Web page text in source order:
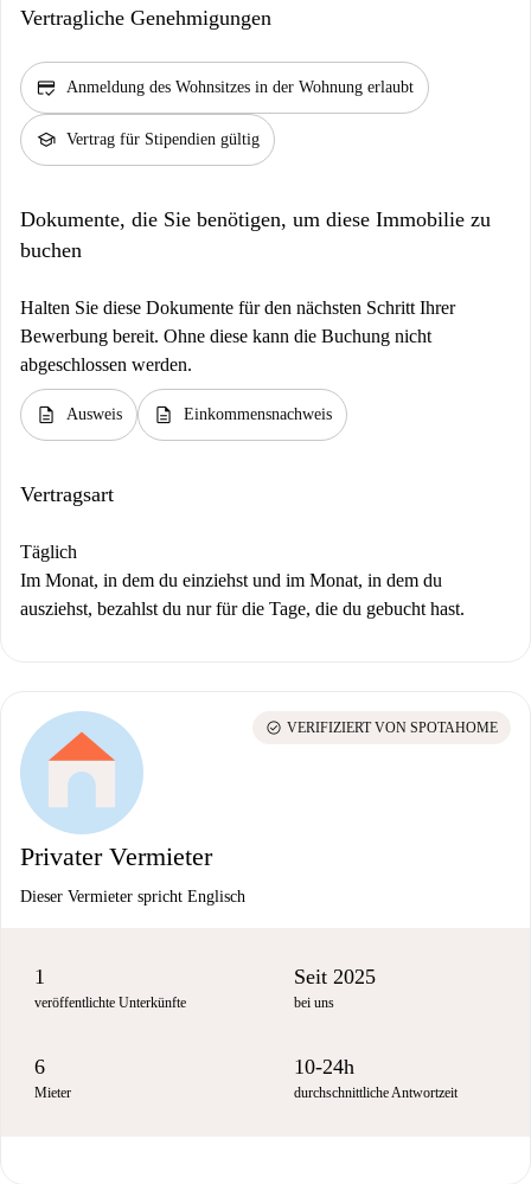
Vertragliche Genehmigungen
credit_score Anmeldung des Wohnsitzes in der Wohnung erlaubt
school Vertrag für Stipendien gültig
Dokumente, die Sie benötigen, um diese Immobilie zu
buchen
Halten Sie diese Dokumente für den nächsten Schritt Ihrer
Bewerbung bereit. Ohne diese kann die Buchung nicht
abgeschlossen werden.
description Ausweis description Einkommensnachweis
Vertragsart
Täglich
Im Monat, in dem du einziehst und im Monat, in dem du
ausziehst, bezahlst du nur für die Tage, die du gebucht hast.
Privater Vermieter
Dieser Vermieter spricht Englisch
check_circle VERIFIZIERT VON SPOTAHOME
1
veröffentlichte Unterkünfte
Seit 2025
bei uns
6
Mieter
10-24h
durchschnittliche Antwortzeit